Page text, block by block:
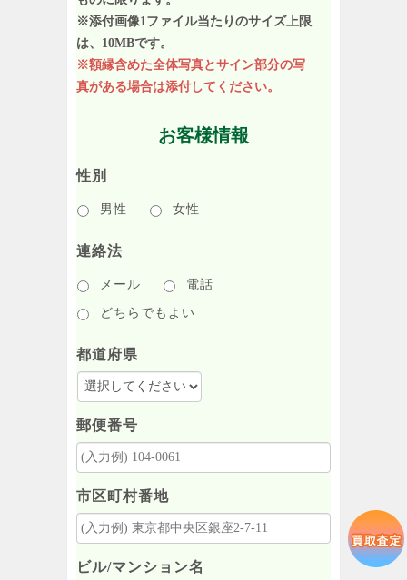
※添付画像1ファイル当たりのサイズ上限
は、10MBです。
※額縁含めた全体写真とサイン部分の写
真がある場合は添付してください。
お客様情報
性別
男性 女性
連絡法
メール 電話
どちらでもよい
都道府県
郵便番号
市区町村番地
ビル/マンション名